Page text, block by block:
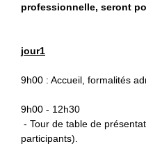
professionnelle, seront
jour1
9h00 : Accueil, formalités
9h00 - 12h30
- Tour de table de
participants).